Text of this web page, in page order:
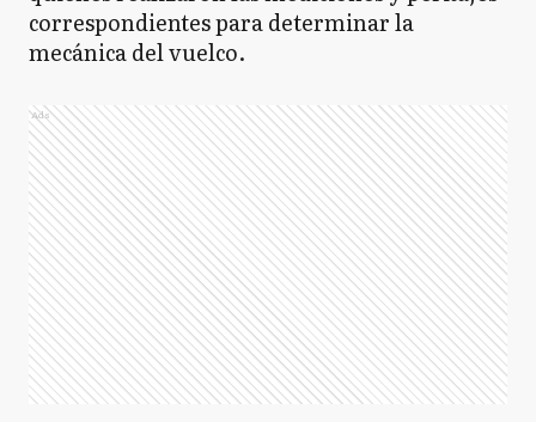
correspondientes para determinar la
mecánica del vuelco.
Ads